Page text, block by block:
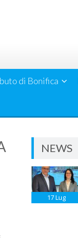
di Bonifica
NEWS
17Lug